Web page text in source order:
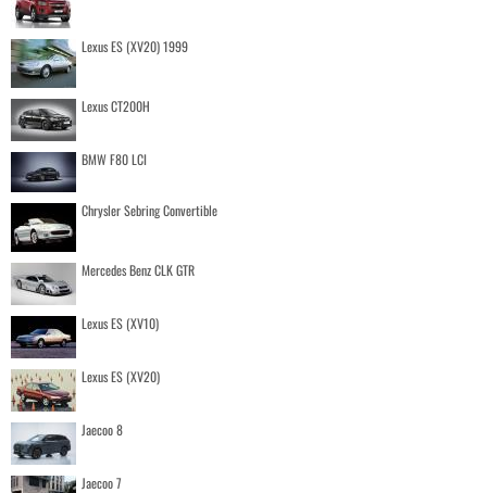
Lexus ES (XV20) 1999
Lexus CT200H
BMW F80 LCI
Chrysler Sebring Convertible
Mercedes Benz CLK GTR
Lexus ES (XV10)
Lexus ES (XV20)
Jaecoo 8
Jaecoo 7